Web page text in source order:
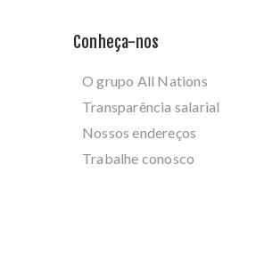
Conheça-nos
O grupo All Nations
Transparência salarial
Nossos endereços
Trabalhe conosco